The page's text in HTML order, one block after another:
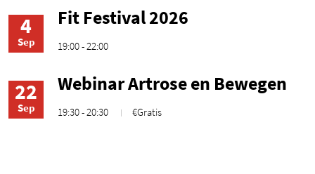
4
Sep
Fit Festival 2026
19:00 - 22:00
22
Sep
Webinar Artrose en Bewegen
19:30 - 20:30 €Gratis